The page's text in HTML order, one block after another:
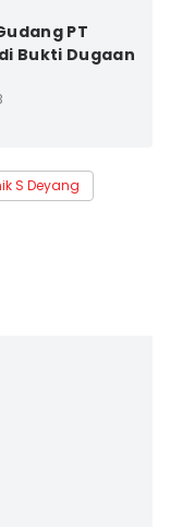
PT
Bukti Dugaan
S Deyang